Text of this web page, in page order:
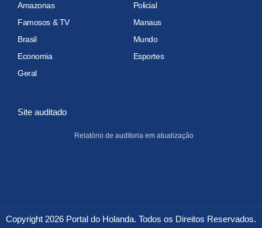
Amazonas
Policial
Famosos & TV
Manaus
Brasil
Mundo
Economia
Esportes
Geral
Site auditado
Relatório de auditoria em atualização
Copyright 2026 Portal do Holanda. Todos os Direitos Reservados.